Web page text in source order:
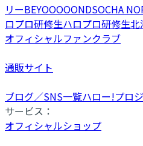
リーBEYOOOOONDSOCHA
ロプロ研修生ハロプロ研修生北
オフィシャルファンクラブ
通販サイト
ブログ／SNS一覧ハロー!プロ
サービス：
オフィシャルショップ